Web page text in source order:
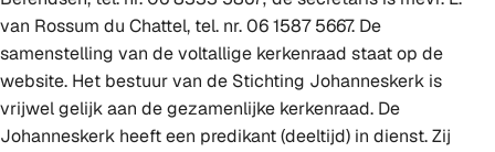
van Rossum du Chattel, tel. nr. 06 1587 5667. De
samenstelling van de voltallige kerkenraad staat op de
website. Het bestuur van de Stichting Johanneskerk is
vrijwel gelijk aan de gezamenlijke kerkenraad. De
Johanneskerk heeft een predikant (deeltijd) in dienst. Zij